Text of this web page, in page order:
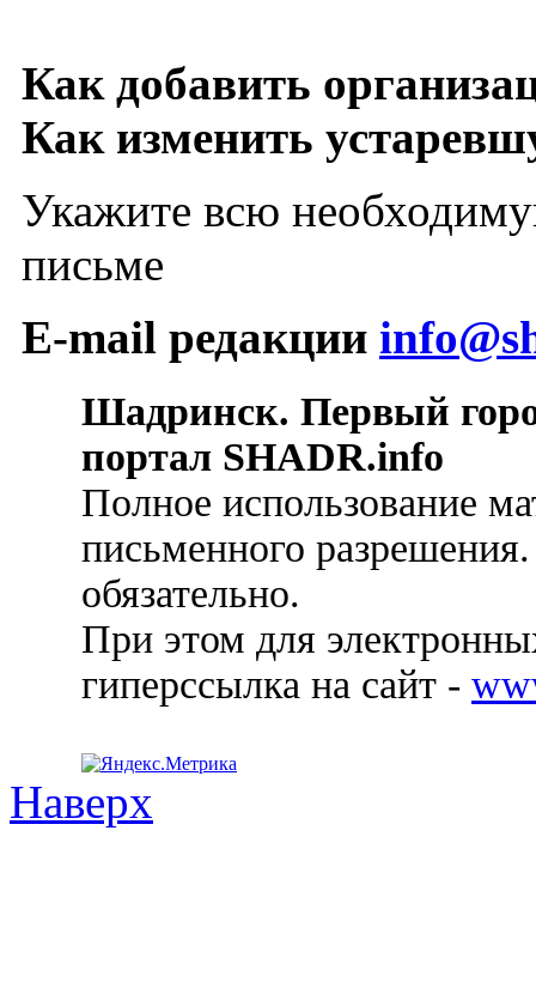
Как добавить
Как изменить
Укажите всю
письме
E-mail редакции
Шадринск. Первый
портал SHADR.info
Полное использование
письменного
обязательно.
При этом для
гиперссылка на сайт -
Наверх